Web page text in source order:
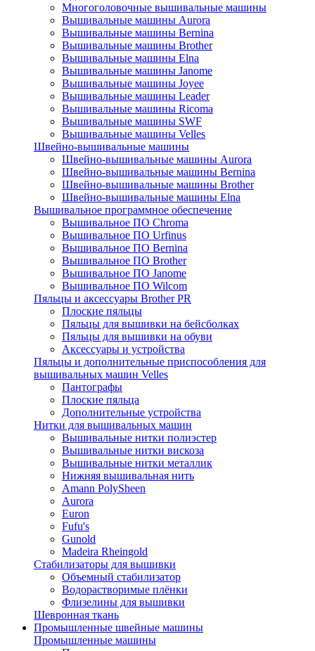
Многоголовочные вышивальные машины
Вышивальные машины Aurora
Вышивальные машины Bernina
Вышивальные машины Brother
Вышивальные машины Elna
Вышивальные машины Janome
Вышивальные машины Joyee
Вышивальные машины Leader
Вышивальные машины Ricoma
Вышивальные машины SWF
Вышивальные машины Velles
Швейно-вышивальные машины
Швейно-вышивальные машины Aurora
Швейно-вышивальные машины Bernina
Швейно-вышивальные машины Brother
Швейно-вышивальные машины Elna
Вышивальное программное обеспечение
Вышивальное ПО Chroma
Вышивальное ПО Urfinus
Вышивальное ПО Bernina
Вышивальное ПО Brother
Вышивальное ПО Janome
Вышивальное ПО Wilcom
Пяльцы и аксессуары Brother PR
Плоские пяльцы
Пяльцы для вышивки на бейсболках
Пяльцы для вышивки на обуви
Аксессуары и устройства
Пяльцы и дополнительные приспособления для
вышивальных машин Velles
Пантографы
Плоские пяльца
Дополнительные устройства
Нитки для вышивальных машин
Вышивальные нитки полиэстер
Вышивальные нитки вискоза
Вышивальные нитки металлик
Нижняя вышивальная нить
Amann PolySheen
Aurora
Euron
Fufu's
Gunold
Madeira Rheingold
Стабилизаторы для вышивки
Объемный стабилизатор
Водорастворимые плёнки
Флизелины для вышивки
Шевронная ткань
Промышленные швейные машины
Промышленные машины